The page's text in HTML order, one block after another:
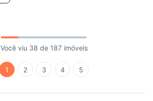
Você viu 38 de 187 imóveis
1 2 3 4 5